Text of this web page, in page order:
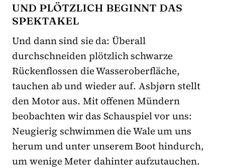
UND PLÖTZLICH BEGINNT DAS
SPEKTAKEL
Und dann sind sie da: Überall
durchschneiden plötzlich schwarze
Rückenflossen die Wasseroberfläche,
tauchen ab und wieder auf. Asbjørn stellt
den Motor aus. Mit offenen Mündern
beobachten wir das Schauspiel vor uns:
Neugierig schwimmen die Wale um uns
herum und unter unserem Boot hindurch,
um wenige Meter dahinter aufzutauchen.